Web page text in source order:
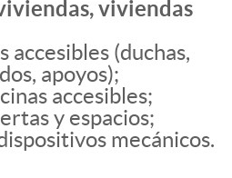
viviendas
accesibles (duchas,
apoyos);
accesibles;
y espacios;
mecánicos.